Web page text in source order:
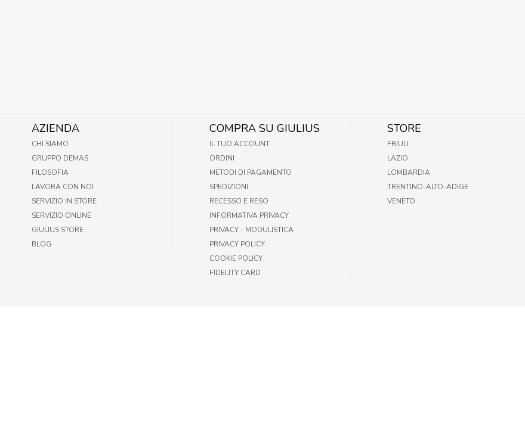
AZIENDA
CHI SIAMO
GRUPPO DEMAS
FILOSOFIA
LAVORA CON NOI
SERVIZIO IN STORE
SERVIZIO ONLINE
GIULIUS STORE
BLOG
COMPRA SU GIULIUS
IL TUO ACCOUNT
ORDINI
METODI DI PAGAMENTO
SPEDIZIONI
RECESSO E RESO
INFORMATIVA PRIVACY
PRIVACY - MODULISTICA
PRIVACY POLICY
COOKIE POLICY
FIDELITY CARD
STORE
FRIULI
LAZIO
LOMBARDIA
TRENTINO-ALTO-ADIGE
VENETO